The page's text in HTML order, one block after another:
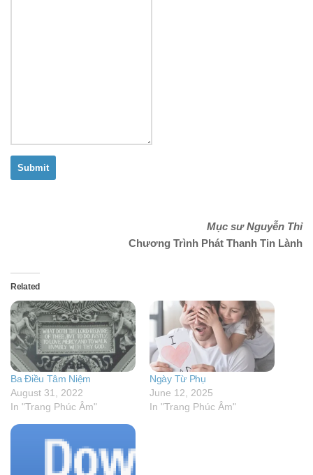
Submit
Mục sư Nguyễn Thỉ
Chương Trình Phát Thanh Tin Lành
Related
Ba Điều Tâm Niệm
August 31, 2022
In "Trang Phúc Âm"
Ngày Từ Phụ
June 12, 2025
In "Trang Phúc Âm"